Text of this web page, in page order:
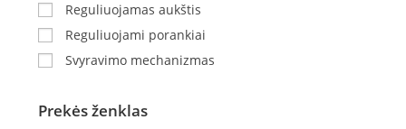
Reguliuojamas aukštis
Reguliuojami porankiai
Svyravimo mechanizmas
Prekės ženklas